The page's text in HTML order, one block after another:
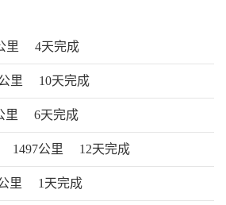
里 4天完成
里 10天完成
里 6天完成
1497公里 12天完成
里 1天完成